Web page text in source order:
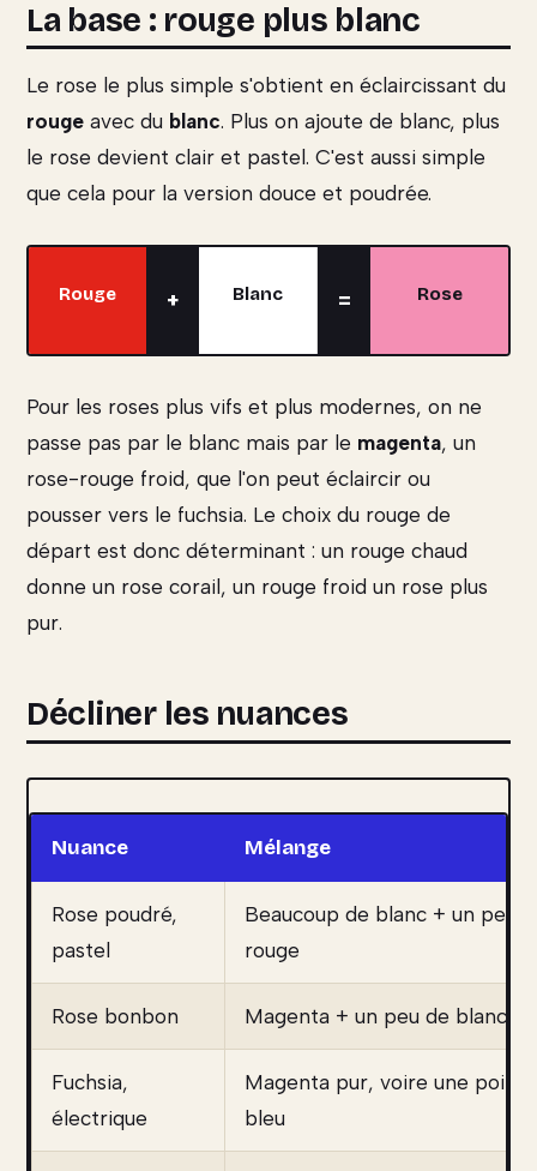
La base : rouge plus blanc
Le rose le plus simple s'obtient en éclaircissant du
rouge avec du blanc. Plus on ajoute de blanc, plus
le rose devient clair et pastel. C'est aussi simple
que cela pour la version douce et poudrée.
Rouge + Blanc = Rose
Pour les roses plus vifs et plus modernes, on ne
passe pas par le blanc mais par le magenta, un
rose-rouge froid, que l'on peut éclaircir ou
pousser vers le fuchsia. Le choix du rouge de
départ est donc déterminant : un rouge chaud
donne un rose corail, un rouge froid un rose plus
pur.
Décliner les nuances
Nuance Mélange
Rose poudré,
pastel
Beaucoup de blanc + un peu
rouge
Rose bonbon Magenta + un peu de blanc
Fuchsia,
électrique
Magenta pur, voire une
bleu